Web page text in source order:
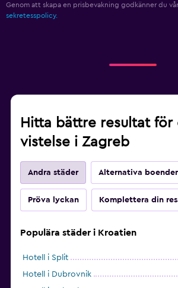
Genom att skapa en prisbevakning godkänner du
sekretesspolicy.
Hitta bättre resultat för
vistelse i Zagreb
Andra städer Alternativa
Pröva lyckan Komplettera din
Populära städer i Kroatien
Hotell i Split
Hotell i Dubrovnik